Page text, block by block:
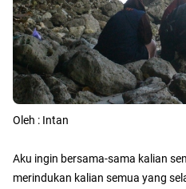
Oleh : Intan
Aku ingin bersama-sama kalian
merindukan kalian semua yang